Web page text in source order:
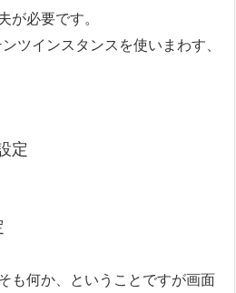
が必要です。
ツインスタンスを使いまわす、
定
も何か、ということですが画面